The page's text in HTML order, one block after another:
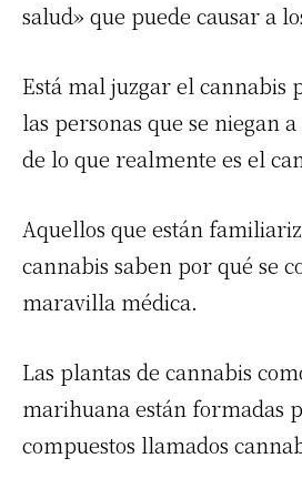
salud» que puede causar a
Está mal juzgar el cannabis
las personas que se niegan
de lo que realmente es el
Aquellos que están
cannabis saben por qué se
maravilla médica.
Las plantas de cannabis
marihuana están formadas
compuestos llamados